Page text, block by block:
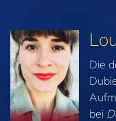
Die
bei